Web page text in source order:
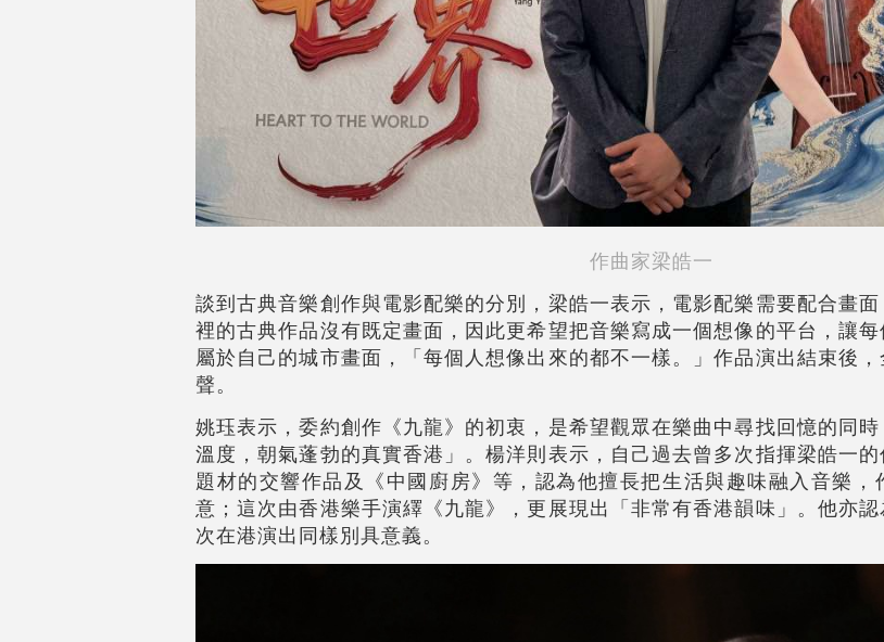
作曲家梁皓一
談到古典音樂創作與電影配樂的分別，梁皓一表示，電影配樂需要配合畫
裡的古典作品沒有既定畫面，因此更希望把音樂寫成一個想像的平台，讓
屬於自己的城市畫面，「每個人想像出來的都不一樣。」作品演出結束後
聲。
姚珏表示，委約創作《九龍》的初衷，是希望觀眾在樂曲中尋找回憶的同
溫度，朝氣蓬勃的真實香港」。楊洋則表示，自己過去曾多次指揮梁皓一
題材的交響作品及《中國廚房》等，認為他擅長把生活與趣味融入音樂，
意；這次由香港樂手演繹《九龍》，更展現出「非常有香港韻味」。他亦
次在港演出同樣別具意義。